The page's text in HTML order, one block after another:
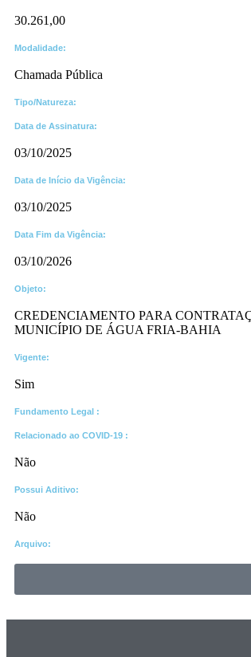
30.261,00
Modalidade:
Chamada Pública
Tipo/Natureza:
Data de Assinatura:
03/10/2025
Data de Início da Vigência:
03/10/2025
Data Fim da Vigência:
03/10/2026
Objeto:
CREDENCIAMENTO PARA
MUNICÍPIO DE ÁGUA FRIA-BAHIA
Vigente:
Sim
Fundamento Legal :​
Relacionado ao COVID-19 :​
Não
Possui Aditivo:​
Não
Arquivo: